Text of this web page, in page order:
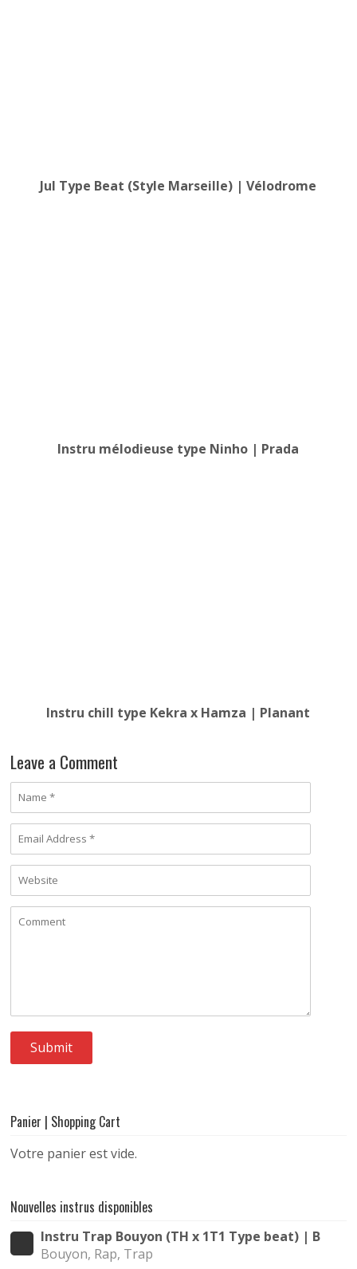
Jul Type Beat (Style Marseille) | Vélodrome
Instru mélodieuse type Ninho | Prada
Instru chill type Kekra x Hamza | Planant
Leave a Comment
Panier | Shopping Cart
Votre panier est vide.
Nouvelles instrus disponibles
Instru Trap Bouyon (TH x 1T1 Type beat) |
Bouyon, Rap, Trap